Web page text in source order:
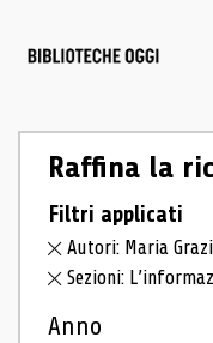
Raffina la
Filtri applicati
Autori: Maria
Sezioni:
Anno